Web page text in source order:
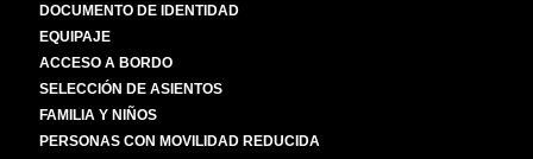
DOCUMENTO DE IDENTIDAD
EQUIPAJE
ACCESO A BORDO
SELECCIÓN DE ASIENTOS
FAMILIA Y NIÑOS
PERSONAS CON MOVILIDAD REDUCIDA